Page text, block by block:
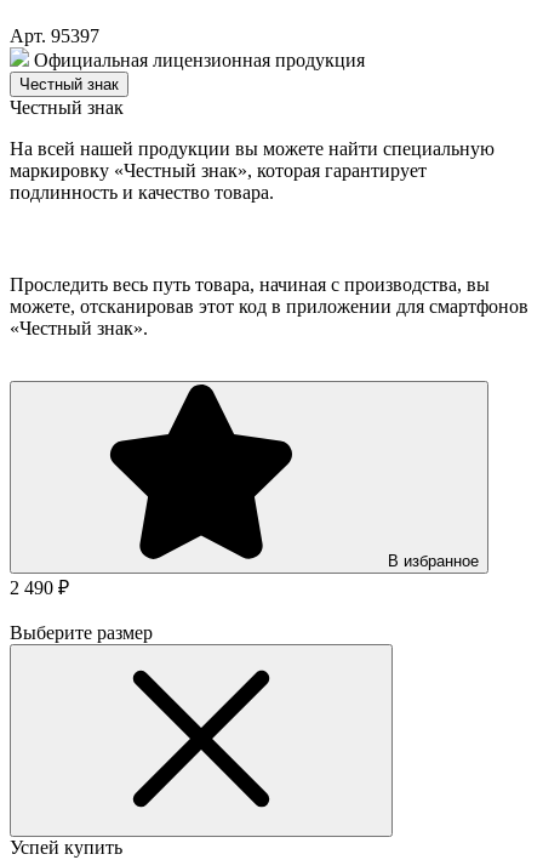
Арт. 95397
Официальная лицензионная продукция
Честный знак
Честный знак
На всей нашей продукции вы можете найти специальную
маркировку «Честный знак», которая гарантирует
подлинность и качество товара.
Проследить весь путь товара, начиная с производства, вы
можете, отсканировав этот код в приложении для смартфонов
«Честный знак».
В избранное
2 490 ₽
Выберите размер
Успей купить